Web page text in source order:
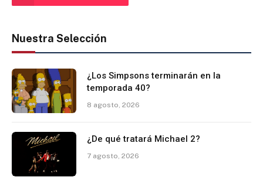
Nuestra Selección
¿Los Simpsons terminarán en la
temporada 40?
8 agosto, 2026
¿De qué tratará Michael 2?
7 agosto, 2026